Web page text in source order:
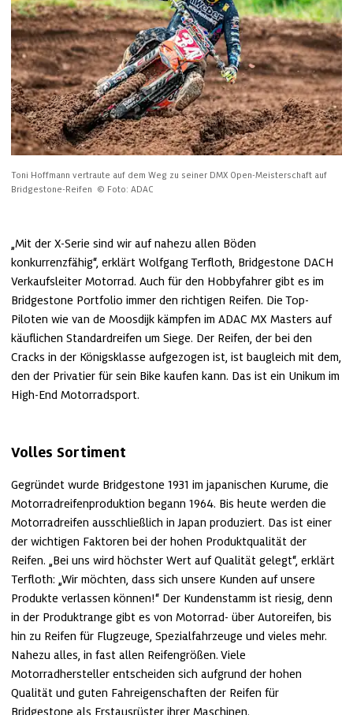
Toni Hoffmann vertraute auf dem Weg zu seiner DMX Open-Meisterschaft auf
Bridgestone-Reifen © Foto: ADAC
„Mit der X-Serie sind wir auf nahezu allen Böden
konkurrenzfähig“, erklärt Wolfgang Terfloth, Bridgestone DACH
Verkaufsleiter Motorrad. Auch für den Hobbyfahrer gibt es im
Bridgestone Portfolio immer den richtigen Reifen. Die Top-
Piloten wie van de Moosdijk kämpfen im ADAC MX Masters auf
käuflichen Standardreifen um Siege. Der Reifen, der bei den
Cracks in der Königsklasse aufgezogen ist, ist baugleich mit dem,
den der Privatier für sein Bike kaufen kann. Das ist ein Unikum im
High-End Motorradsport.
Volles Sortiment
Gegründet wurde Bridgestone 1931 im japanischen Kurume, die
Motorradreifenproduktion begann 1964. Bis heute werden die
Motorradreifen ausschließlich in Japan produziert. Das ist einer
der wichtigen Faktoren bei der hohen Produktqualität der
Reifen. „Bei uns wird höchster Wert auf Qualität gelegt“, erklärt
Terfloth: „Wir möchten, dass sich unsere Kunden auf unsere
Produkte verlassen können!“ Der Kundenstamm ist riesig, denn
in der Produktrange gibt es von Motorrad- über Autoreifen, bis
hin zu Reifen für Flugzeuge, Spezialfahrzeuge und vieles mehr.
Nahezu alles, in fast allen Reifengrößen. Viele
Motorradhersteller entscheiden sich aufgrund der hohen
Qualität und guten Fahreigenschaften der Reifen für
Bridgestone als Erstausrüster ihrer Maschinen.